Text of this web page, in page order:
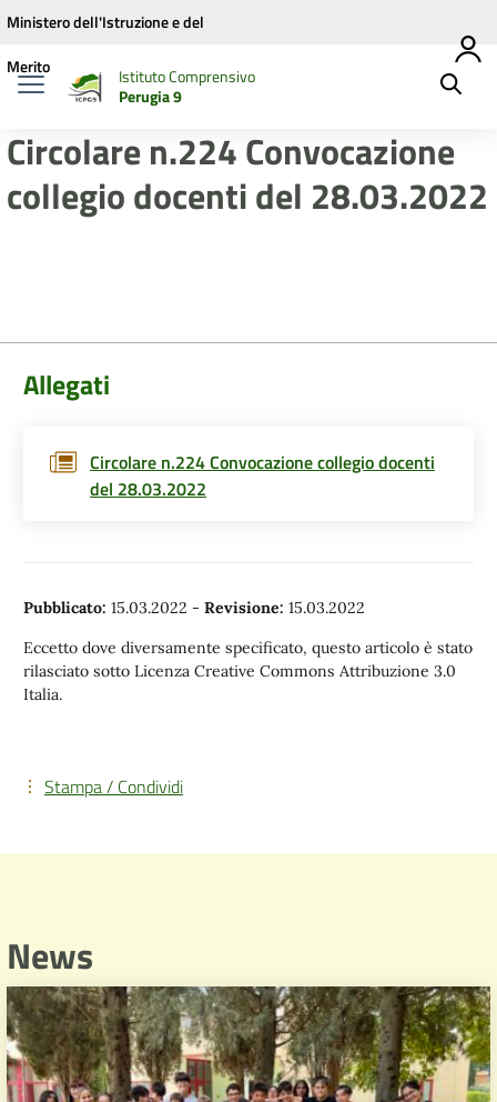
Vai ai contenuti
Vai al menu di navigazione
Vai al footer
Ministero dell'Istruzione e del
Merito
Istituto Comprensivo
Perugia 9
Circolare n.224 Convocazione
collegio docenti del 28.03.2022
Allegati
Circolare n.224 Convocazione collegio docenti
del 28.03.2022
Pubblicato: 15.03.2022 - Revisione: 15.03.2022
Eccetto dove diversamente specificato, questo articolo è stato
rilasciato sotto Licenza Creative Commons Attribuzione 3.0
Italia.
Stampa / Condividi
News